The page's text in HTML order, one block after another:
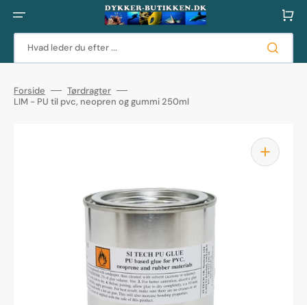
indhold
Hvad leder du efter ...
Forside
Tørdragter
LIM - PU til pvc, neopren og gummi 250ml
Åbn
mediet
1
i